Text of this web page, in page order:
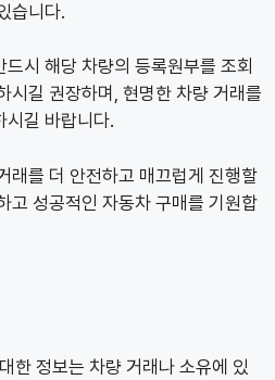
습니다.
시 해당 차량의 등록원부를 조회
시길 권장하며, 현명한 차량 거래를
시길 바랍니다.
래를 더 안전하고 매끄럽게 진행할
고 성공적인 자동차 구매를 기원합
한 정보는 차량 거래나 소유에 있